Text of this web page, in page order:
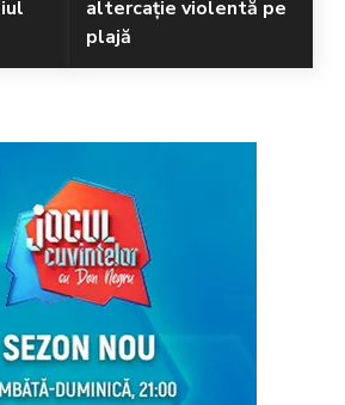
altercație violentă pe
plajă